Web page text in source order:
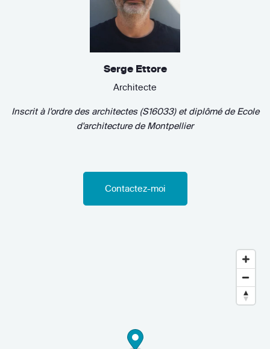
Serge Ettore
Architecte
Inscrit à l'ordre des architectes (S16033) et diplômé deEcole
d'architecture de Montpellier
Contactez-moi